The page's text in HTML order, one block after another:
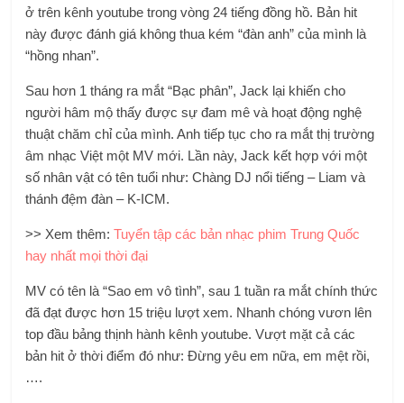
ở trên kênh youtube trong vòng 24 tiếng đồng hồ. Bản hit
này được đánh giá không thua kém “đàn anh” của mình là
“hồng nhan”.
Sau hơn 1 tháng ra mắt “Bạc phân”, Jack lại khiến cho
người hâm mộ thấy được sự đam mê và hoạt động nghệ
thuật chăm chỉ của mình. Anh tiếp tục cho ra mắt thị trường
âm nhạc Việt một MV mới. Lần này, Jack kết hợp với một
số nhân vật có tên tuổi như: Chàng DJ nổi tiếng – Liam và
thánh đệm đàn – K-ICM.
>> Xem thêm:Tuyển tập các bản nhạc phim Trung Quốc
hay nhất mọi thời đại
MV có tên là “Sao em vô tình”, sau 1 tuần ra mắt chính thức
đã đạt được hơn 15 triệu lượt xem. Nhanh chóng vươn lên
top đầu bảng thịnh hành kênh youtube. Vượt mặt cả các
bản hit ở thời điểm đó như: Đừng yêu em nữa, em mệt rồi,
….